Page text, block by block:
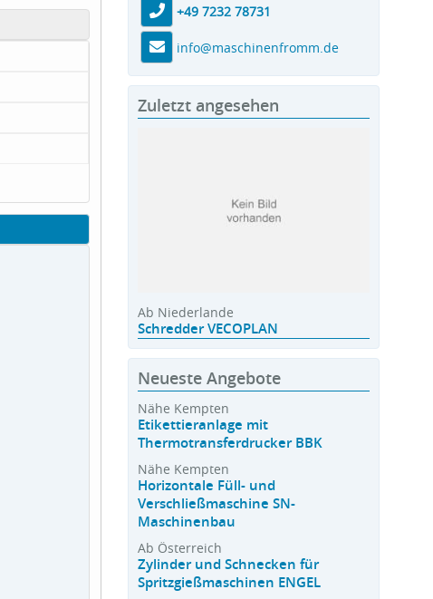
+49 7232 78731
info@maschinenfromm.de
Zuletzt angesehen
Ab Niederlande
Schredder VECOPLAN
Neueste Angebote
Nähe Kempten
Etikettieranlage mit
Thermotransferdrucker BBK
Nähe Kempten
Horizontale Füll- und
Verschließmaschine SN-
Maschinenbau
Ab Österreich
Zylinder und Schnecken für
Spritzgießmaschinen ENGEL